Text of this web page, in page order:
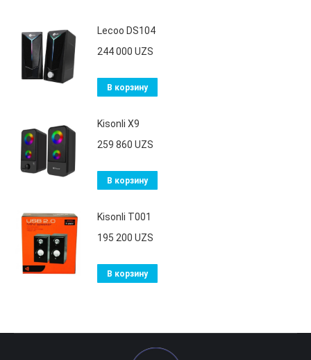
Lecoo DS104
244 000 UZS
В корзину
Kisonli X9
259 860 UZS
В корзину
Kisonli T001
195 200 UZS
В корзину